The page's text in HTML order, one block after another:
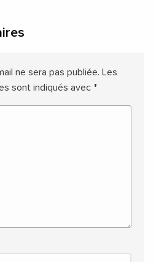
ne sera pas publiée. Les
sont indiqués avec *